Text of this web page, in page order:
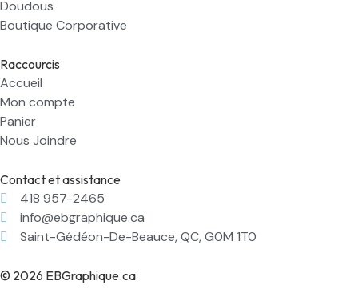
Doudous
Boutique Corporative
Raccourcis
Accueil
Mon compte
Panier
Nous Joindre
Contact et assistance
418 957-2465
info@ebgraphique.ca
Saint-Gédéon-De-Beauce, QC, G0M 1T0
© 2026 EBGraphique.ca